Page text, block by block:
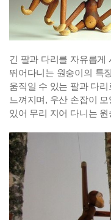
긴 팔과 다리를 자유롭게
뛰어다니는 원숭이의 특
움직일 수 있는 팔과 다
느껴지며, 우산 손잡이
있어 무리 지어 다니는